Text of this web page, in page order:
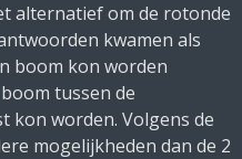
alternatief om de rotonde
kwamen als
boom kon worden
tussen de
kon worden. Volgens de
mogelijkheden dan de 2